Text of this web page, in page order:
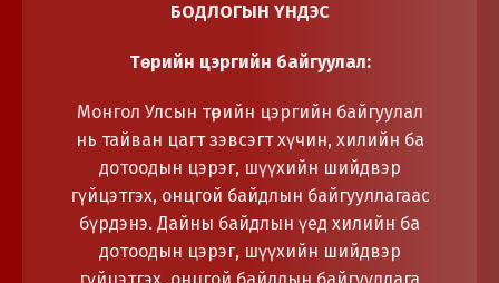
БОДЛОГЫН ҮНДЭС
Төрийн цэргийн байгуулал:
Монгол Улсын төрийн цэргийн байгуулал
нь тайван цагт зэвсэгт хүчин, хилийн ба
дотоодын цэрэг, шүүхийн шийдвэр
гүйцэтгэх, онцгой байдлын байгууллагаас
бүрдэнэ. Дайны байдлын үед хилийн ба
дотоодын цэрэг, шүүхийн шийдвэр